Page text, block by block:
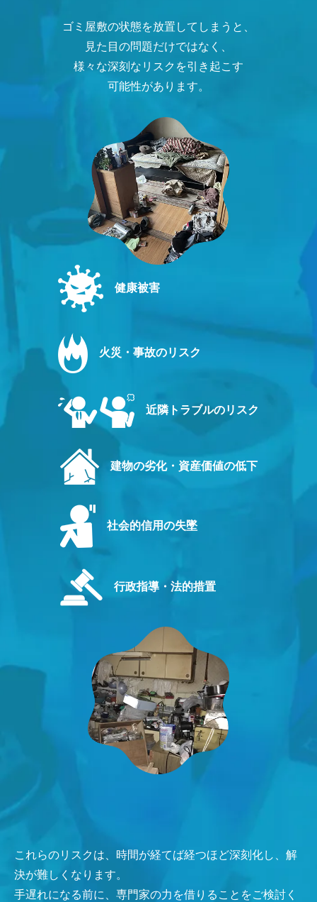
ゴミ屋敷の状態を放置してしまうと、
見た目の問題だけではなく、
様々な深刻なリスクを引き起こす
可能性があります。
健康被害
火災・事故のリスク
近隣トラブルのリスク
建物の劣化・資産価値の低下
社会的信用の失墜
行政指導・法的措置
これらのリスクは、時間が経てば経つほど深刻化し、解
決が難しくなります。
手遅れになる前に、専門家の力を借りることをご検討く